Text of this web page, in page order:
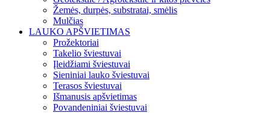
Žemės, durpės, substratai, smėlis
Mulčias
LAUKO APŠVIETIMAS
Prožektoriai
Takelio šviestuvai
Įleidžiami šviestuvai
Sieniniai lauko šviestuvai
Terasos šviestuvai
Išmanusis apšvietimas
Povandeniniai šviestuvai